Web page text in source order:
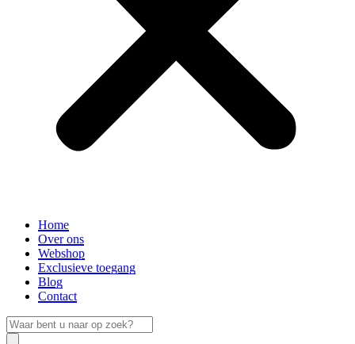
Home
Over ons
Webshop
Exclusieve toegang
Blog
Contact
Search
...